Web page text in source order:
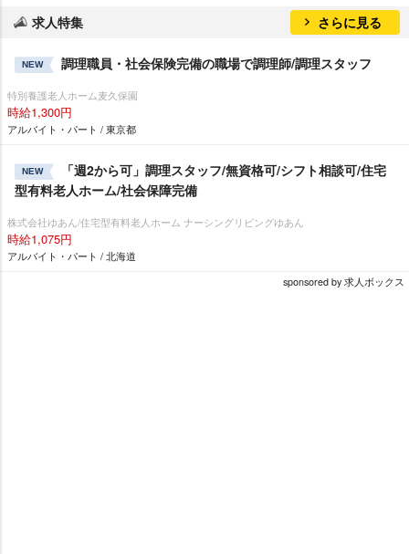
求人特集 さらに見る
NEW 調理職員・社会保険完備の職場で調理師/調理スタッフ
特別養護老人ホーム麦久保園
時給1,300円
アルバイト・パート / 東京都
NEW
「週2から可」調理スタッフ/無資格可/シフト相談可/住宅
型有料老人ホーム/社会保障完備
株式会社ゆあん/住宅型有料老人ホーム ナーシングリビングゆあん
時給1,075円
アルバイト・パート / 北海道
sponsored by 求人ボックス